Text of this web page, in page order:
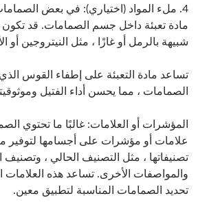
4. ملء المواد (اختياري): في بعض
مادة تعبئة داخل جسم الصمامات. قد تكون
شبيهة بالرمل أو غازًا ، مثل النيتروجين أو
تساعد مادة التعبئة على إطفاء القوس
الصمامات ، مما يحسن أداء الفتيل
المؤشرات أو العلامات: غالبًا ما تحتوي
علامات أو مؤشرات على أجسامها لتوفير
تصنيفاتها ، مثل التصنيف الحالي ، وتصنيف
والمواصفات الأخرى. تساعد هذه
تحديد الصمامات المناسبة لتطبيق معين.